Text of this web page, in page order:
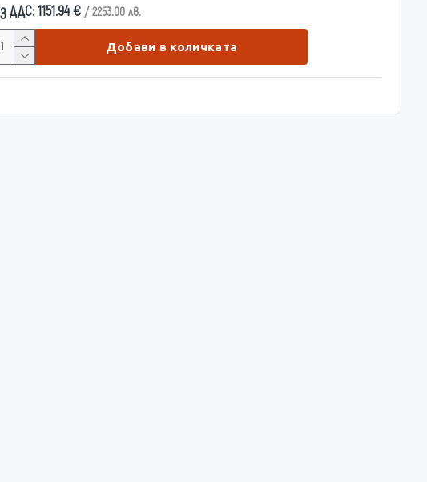
ДДС: 1151.94 € / 2253.00 лв.
Добави в количката